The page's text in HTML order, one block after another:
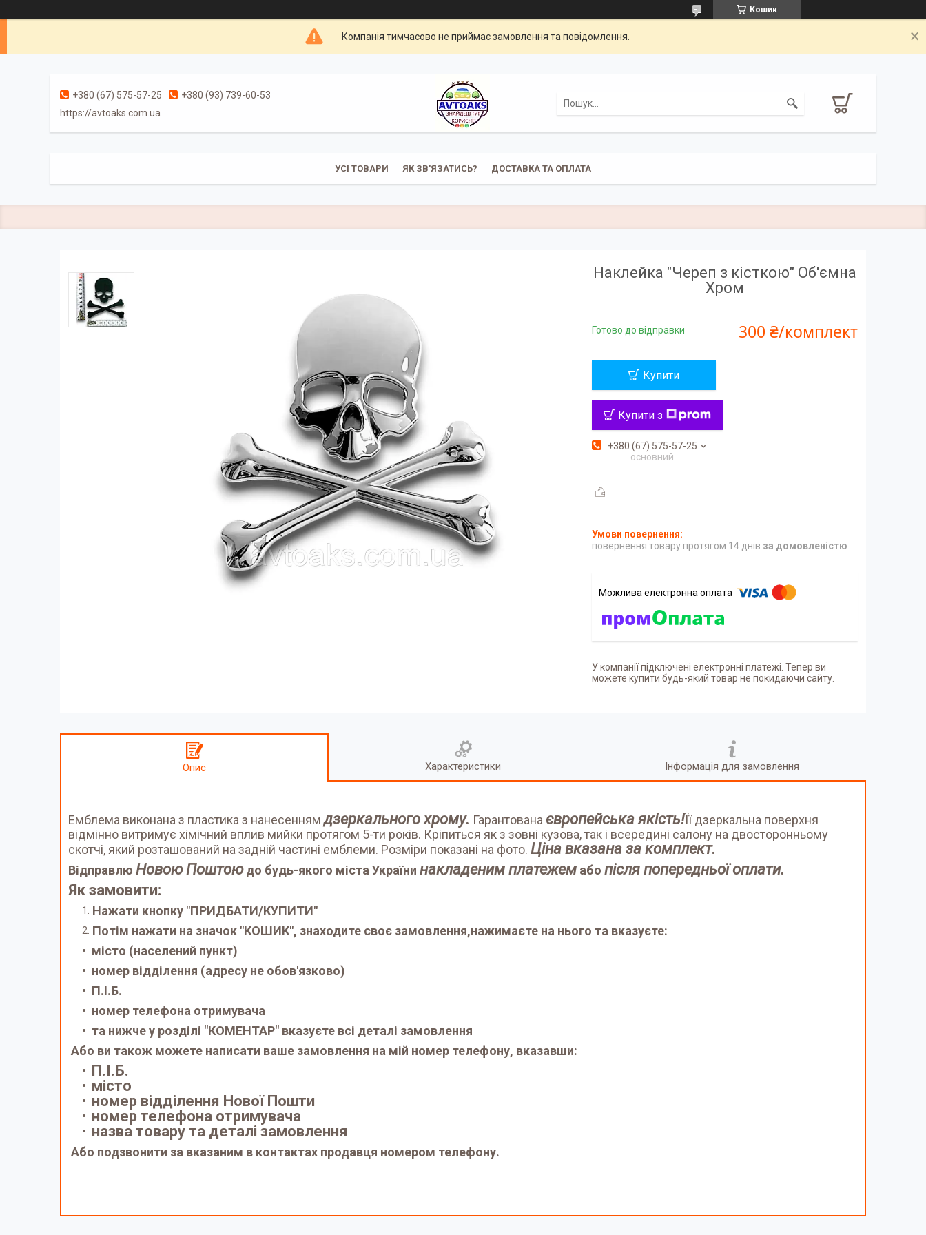
Кошик
Компанія тимчасово не приймає замовлення та повідомлення.
+380 (67) 575-57-25
+380 (93) 739-60-53
https://avtoaks.com.ua
УСІ ТОВАРИ ЯК ЗВ'ЯЗАТИСЬ? ДОСТАВКА ТА ОПЛАТА
Наклейка "Череп з кісткою" Об'ємна
Хром
Готово до відправки 300 ₴/комплект
Купити
Купити з
+380 (67) 575-57-25
основний
повернення товару протягом 14 днів за домовленістю
У компанії підключені електронні платежі. Тепер ви
можете купити будь-який товар не покидаючи сайту.
Опис Характеристики Інформація для замовлення
Емблема виконана з пластика з нанесеннямдзеркального хрому. Гарантована європейська якість!Її дзеркальна поверхня
відмінно витримує хімічний вплив мийки протягом 5-ти років. Кріпиться як з зовні кузова, так і всередині салону на двосторонньому
скотчі, який розташований на задній частині емблеми. Розміри показані на фото. Ціна вказана за комплект.
Відправлю Новою Поштоюдо будь-якого міста України накладеним платежем або після попередньої оплати.
Як замовити:
Нажати кнопку "ПРИДБАТИ/КУПИТИ"
Потім нажати на значок "КОШИК", знаходите своє замовлення,нажимаєте на нього та вказуєте:
місто (населений пункт)
номер відділення (адресу не обов'язково)
П.І.Б.
номер телефона отримувача
та нижче у розділі "КОМЕНТАР" вказуєте всі деталі замовлення
Або ви також можете написати ваше замовлення на мій номер телефону, вказавши:
П.І.Б.
місто
номер відділення Нової Пошти
номер телефона отримувача
назва товару та деталі замовлення
Або подзвонити за вказаним в контактах продавця номером телефону.